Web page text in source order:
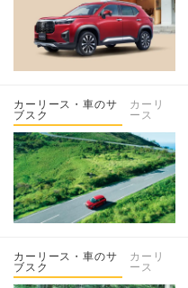
カーリース・車のサ
ブスク
カーリ
ース
カーリース・車のサ
ブスク
カーリ
ース